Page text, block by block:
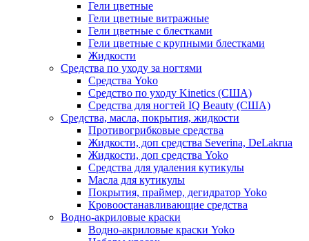
Гели цветные
Гели цветные витражные
Гели цветные с блестками
Гели цветные с крупными блестками
Жидкости
Средства по уходу за ногтями
Средства Yoko
Средство по уходу Kinetics (США)
Средства для ногтей IQ Beauty (США)
Средства, масла, покрытия, жидкости
Противогрибковые средства
Жидкости, доп средства Severina, DeLakrua
Жидкости, доп средства Yoko
Средства для удаления кутикулы
Масла для кутикулы
Покрытия, праймер, дегидратор Yoko
Кровоостанавливающие средства
Водно-акриловые краски
Водно-акриловые краски Yoko